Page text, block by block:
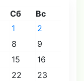
Сб Вс
1
2
8
9
15
16
22
23